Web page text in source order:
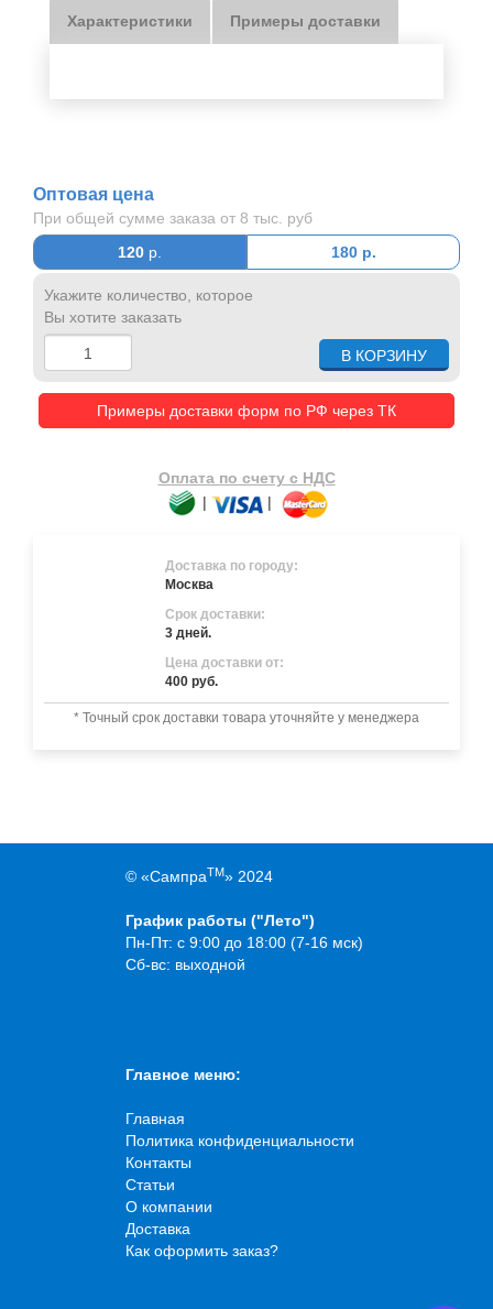
Характеристики Примеры доставки
Оптовая цена
При общей сумме заказа от 8 тыс. руб
120 р. 180 р.
Укажите количество, которое
Вы хотите заказать
Примеры доставки форм по РФ через ТК
Оплата по счету с НДС
|
|
Доставка по городу:
Москва
Срок доставки:
3 дней.
Цена доставки от:
400 руб.
* Точный срок доставки товара уточняйте у менеджера
© «СампраTM» 2024
График работы ("Лето")
Пн-Пт: с 9:00 до 18:00 (7-16 мск)
Сб-вс: выходной
Главное меню:
Главная
Политика конфиденциальности
Контакты
Статьи
О компании
Доставка
Как оформить заказ?